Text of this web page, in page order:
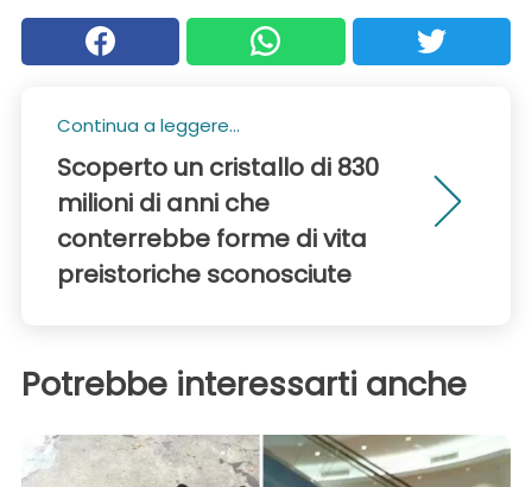
Continua a leggere...
Scoperto un cristallo di 830
milioni di anni che
conterrebbe forme di vita
preistoriche sconosciute
Potrebbe interessarti anche